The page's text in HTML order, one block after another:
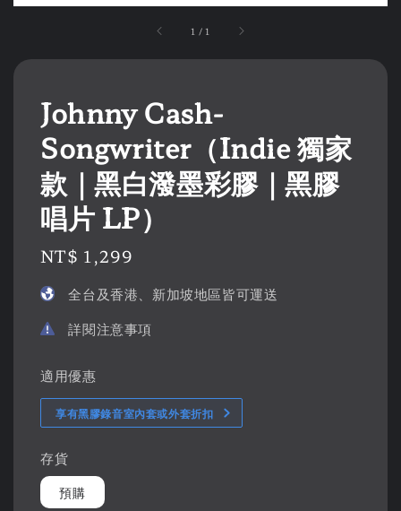
1 /1
Johnny Cash-
Songwriter（Indie 獨家
款｜黑白潑墨彩膠｜黑膠
唱片 LP）
Regular
NT$ 1,299
全台及香港、新加坡地區皆可運送
詳閱注意事項
適用優惠
享有黑膠錄音室內套或外套折扣
存貨
預購